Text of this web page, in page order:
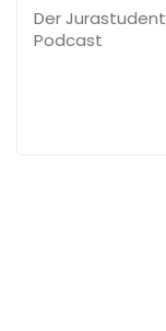
Der
Podcast